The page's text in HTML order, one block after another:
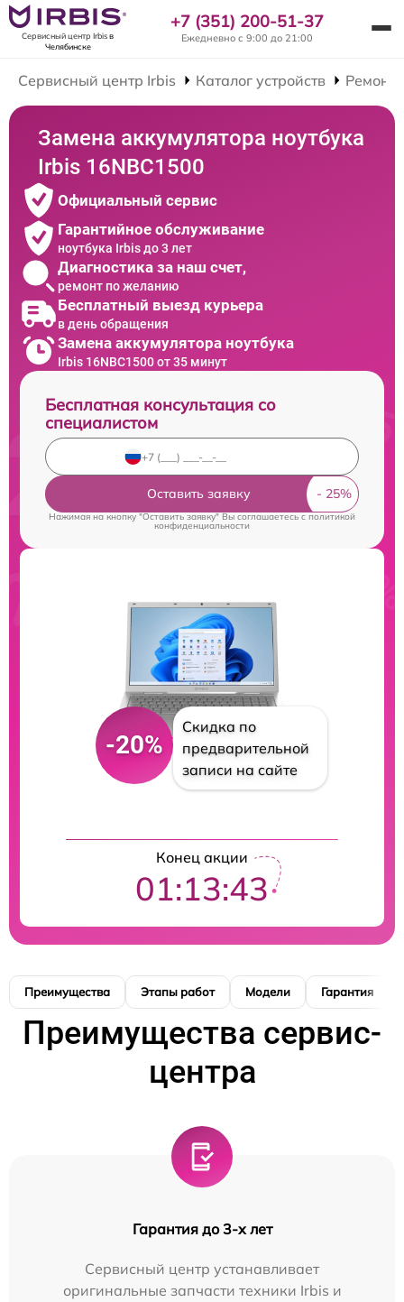
Сервисный центр Irbisв
Челябинске
+7 (351) 200-51-37
Ежедневно с 9:00 до 21:00
Сервисный центр Irbis Каталог устройств Ремонт
Замена аккумулятора ноутбука
Irbis 16NBC1500
Официальный сервис
Гарантийное обслуживание
ноутбука Irbis до 3 лет
Диагностика за наш счет,
ремонт по желанию
Бесплатный выезд курьера
в день обращения
Замена аккумулятора ноутбука
Irbis 16NBC1500 от 35 минут
Бесплатная консультация со
специалистом
Оставить заявку
Нажимая на кнопку "Оставить заявку" Вы соглашаетесь c политикой
конфиденциальности
-20%
Скидка по
предварительной
записи на сайте
Конец акции
01:13:42
Преимущества Этапы работ Модели Гарантия
Преимущества сервис-
центра
Гарантия до 3-х лет
Сервисный центр устанавливает
оригинальные запчасти техники Irbis и